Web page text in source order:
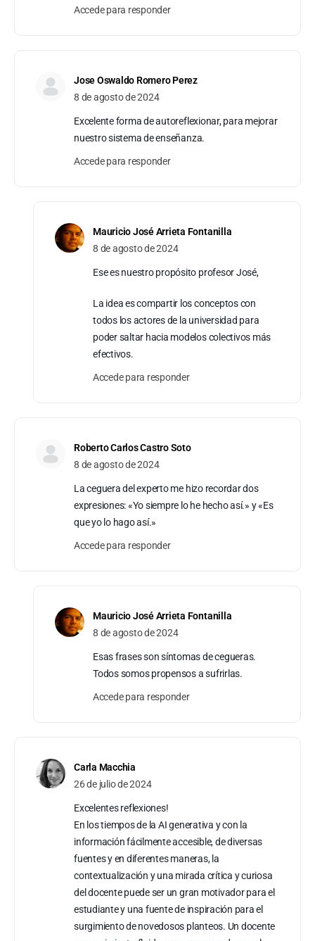
Accede para responder
Jose Oswaldo Romero Perez
8 de agosto de 2024
Excelente forma de autoreflexionar, para mejorar
nuestro sistema de enseñanza.
Accede para responder
Mauricio José Arrieta Fontanilla
8 de agosto de 2024
Ese es nuestro propósito profesor José,
La idea es compartir los conceptos con
todos los actores de la universidad para
poder saltar hacia modelos colectivos más
efectivos.
Accede para responder
Roberto Carlos Castro Soto
8 de agosto de 2024
La ceguera del experto me hizo recordar dos
expresiones: «Yo siempre lo he hecho así.» y «Es
que yo lo hago así.»
Accede para responder
Mauricio José Arrieta Fontanilla
8 de agosto de 2024
Esas frases son síntomas de cegueras.
Todos somos propensos a sufrirlas.
Accede para responder
Carla Macchia
26 de julio de 2024
Excelentes reflexiones!
En los tiempos de la AI generativa y con la
información fácilmente accesible, de diversas
fuentes y en diferentes maneras, la
contextualización y una mirada crítica y curiosa
del docente puede ser un gran motivador para el
estudiante y una fuente de inspiración para el
surgimiento de novedosos planteos. Un docente